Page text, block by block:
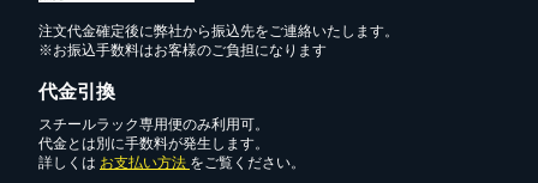
注文代金確定後に弊社から振込先をご連絡いたします。
※お振込手数料はお客様のご負担になります
代金引換
スチールラック専用便のみ利用可。
代金とは別に手数料が発生します。
詳しくは お支払い方法 をご覧ください。